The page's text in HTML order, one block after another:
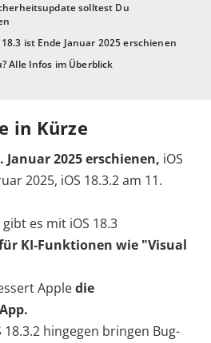
solltest Du
ist Ende Januar 2025 erschienen
Alle Infos im Überblick
in Kürze
Januar 2025 erschienen, iOS
2025, iOS 18.3.2 am 11.
es mit iOS 18.3
KI-Funktionen wie "Visual
Appledie
18.3.2 hingegen bringen Bug-